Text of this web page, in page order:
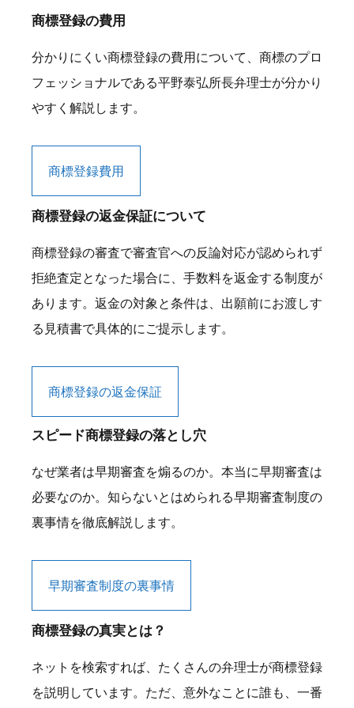
商標登録の費用
分かりにくい商標登録の費用について、商標のプロ
フェッショナルである平野泰弘所長弁理士が分かり
やすく解説します。
商標登録費用
商標登録の返金保証について
商標登録の審査で審査官への反論対応が認められず
拒絶査定となった場合に、手数料を返金する制度が
あります。返金の対象と条件は、出願前にお渡しす
る見積書で具体的にご提示します。
商標登録の返金保証
スピード商標登録の落とし穴
なぜ業者は早期審査を煽るのか。本当に早期審査は
必要なのか。知らないとはめられる早期審査制度の
裏事情を徹底解説します。
早期審査制度の裏事情
商標登録の真実とは？
ネットを検索すれば、たくさんの弁理士が商標登録
を説明しています。ただ、意外なことに誰も、一番